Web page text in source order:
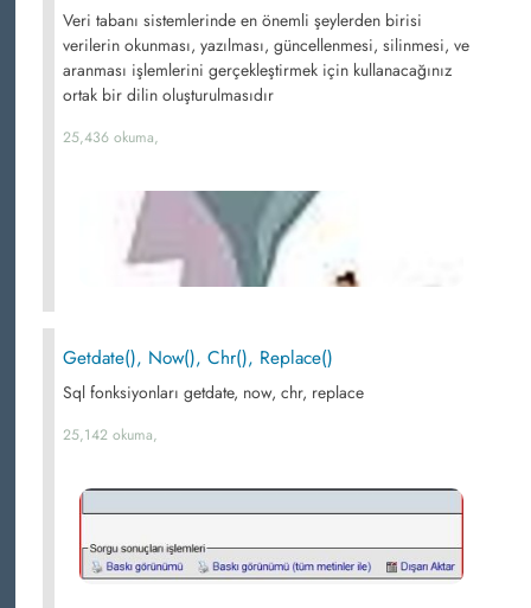
Veri tabanı sistemlerinde en önemli şeylerden birisi
verilerin okunması, yazılması, güncellenmesi, silinmesi, ve
aranması işlemlerini gerçekleştirmek için kullanacağınız
ortak bir dilin oluşturulmasıdır
25,436 okuma,
Getdate(), Now(), Chr(), Replace()
Sql fonksiyonları getdate, now, chr, replace
25,142 okuma,